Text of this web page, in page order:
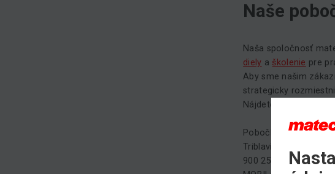
Naše
Naša spoločnosť
diely a školenie pre
Aby sme našim
strategicky
Nájdete ich v
Pobočka BRATISLAVA
Triblavinská 3191
900 25 Chorvátsky